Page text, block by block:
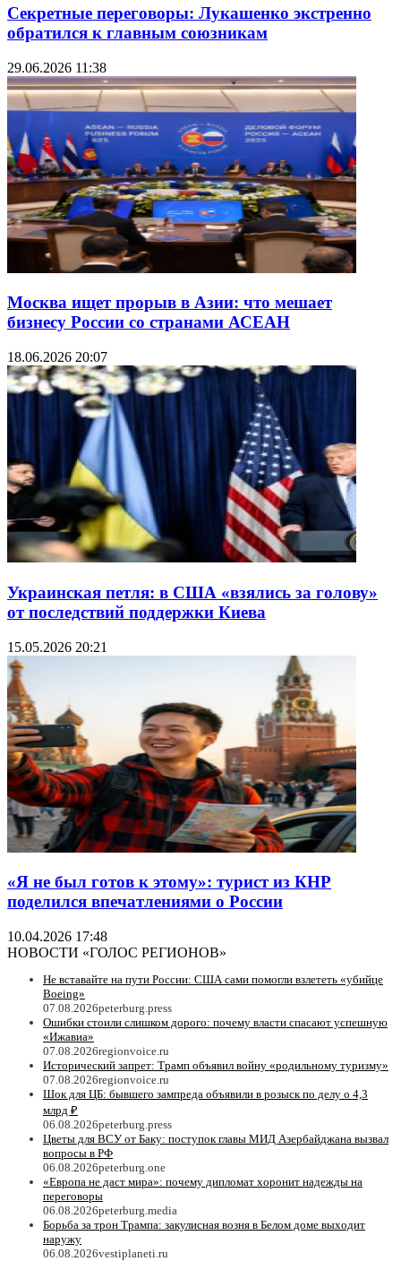
Секретные переговоры: Лукашенко экстренно
обратился к главным союзникам
29.06.2026 11:38
Москва ищет прорыв в Азии: что мешает
бизнесу России со странами АСЕАН
18.06.2026 20:07
Украинская петля: в США «взялись за голову»
от последствий поддержки Киева
15.05.2026 20:21
«Я не был готов к этому»: турист из КНР
поделился впечатлениями о России
10.04.2026 17:48
НОВОСТИ «ГОЛОС РЕГИОНОВ»
Не вставайте на пути России: США сами помогли взлететь «убийце
Boeing»
07.08.2026peterburg.press
Ошибки стоили слишком дорого: почему власти спасают успешную
«Ижавиа»
07.08.2026regionvoice.ru
Исторический запрет: Трамп объявил войну «родильному туризму»
07.08.2026regionvoice.ru
Шок для ЦБ: бывшего зампреда объявили в розыск по делу о 4,3
млрд ₽
06.08.2026peterburg.press
Цветы для ВСУ от Баку: поступок главы МИД Азербайджана вызвал
вопросы в РФ
06.08.2026peterburg.one
«Европа не даст мира»: почему дипломат хоронит надежды на
переговоры
06.08.2026peterburg.media
Борьба за трон Трампа: закулисная возня в Белом доме выходит
наружу
06.08.2026vestiplaneti.ru